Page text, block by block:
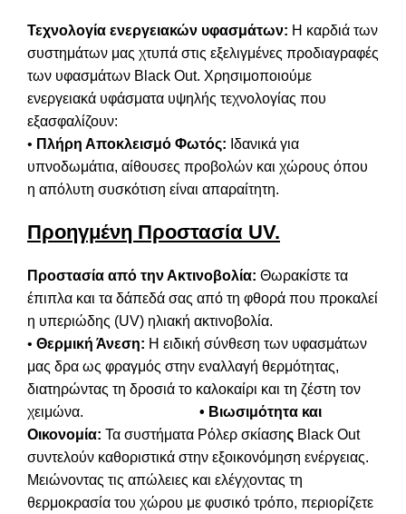
Τεχνολογία ενεργειακών υφασμάτων: Η καρδιά των
συστημάτων μας χτυπά στις εξελιγμένες προδιαγραφές
των υφασμάτων Black Out. Χρησιμοποιούμε
ενεργειακά υφάσματα υψηλής τεχνολογίας που
εξασφαλίζουν:
• Πλήρη Αποκλεισμό Φωτός: Ιδανικά για
υπνοδωμάτια, αίθουσες προβολών και χώρους όπου
η απόλυτη συσκότιση είναι απαραίτητη.
Προηγμένη Προστασία UV.
Προστασία από την Ακτινοβολία: Θωρακίστε τα
έπιπλα και τα δάπεδά σας από τη φθορά που προκαλεί
η υπεριώδης (UV) ηλιακή ακτινοβολία.
• Θερμική Άνεση: Η ειδική σύνθεση των υφασμάτων
μας δρα ως φραγμός στην εναλλαγή θερμότητας,
διατηρώντας τη δροσιά το καλοκαίρι και τη ζέστη τον
χειμώνα. • Βιωσιμότητα και
Οικονομία: Τα συστήματα Ρόλερ σκίασης Black Out
συντελούν καθοριστικά στην εξοικονόμηση ενέργειας.
Μειώνοντας τις απώλειες και ελέγχοντας τη
θερμοκρασία του χώρου με φυσικό τρόπο, περιορίζετε